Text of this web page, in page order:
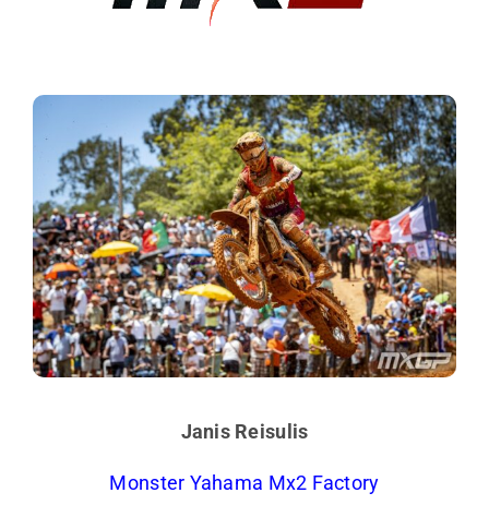
Janis Reisulis
Monster Yahama Mx2 Factory